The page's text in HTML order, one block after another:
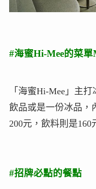
#海蜜Hi-Mee的菜
「海蜜Hi-Mee」主
飲品或是一份冰品，
200元，飲料則是160
#招牌必點的餐點